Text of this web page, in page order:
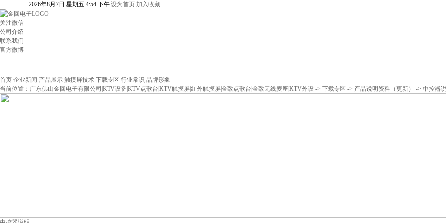
2026年8月 7日 星期五 4:54 下午 设为首页 加入收藏
关注微信
公司介绍
联系我们
官方微博
首页 企业新闻 产品展示 触摸屏技术 下载专区 行业常识 品牌形象
当前位置： 广东佛山金回电子有限公司|KTV设备|KTV点歌台|KTV触摸屏|红外触摸屏|金致点歌台|金致无线麦座|KTV外设 -> 下载专区 -> 产品说明资料（更新） -> 中控器